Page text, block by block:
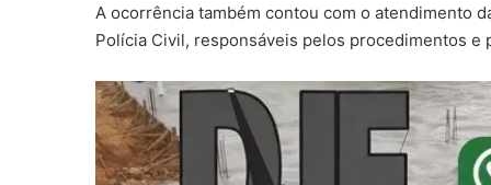
A ocorrência também contou com o atendimento
Polícia Civil, responsáveis pelos procedimentos e